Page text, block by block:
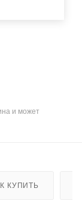
и может
КУПИТЬ